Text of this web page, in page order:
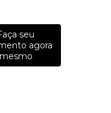
seu
agora
mesmo